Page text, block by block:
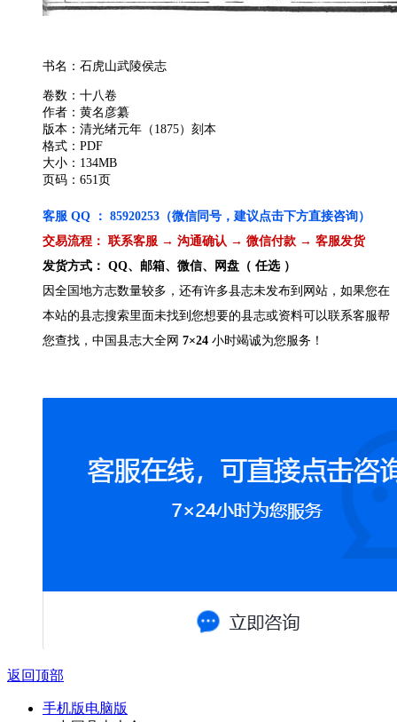
书名：石虎山武陵侯志
卷数：十八卷
作者：黄名彦纂
版本：清光绪元年（1875）刻本
格式：PDF
大小：134MB
页码：651页
客服 QQ ： 85920253（微信同号，建议点击下方直接咨询）
交易流程： 联系客服 → 沟通确认 → 微信付款 → 客服发货
发货方式： QQ、邮箱、微信、网盘（ 任选 ）
因全国地方志数量较多，还有许多县志未发布到网站，如果您在
本站的县志搜索里面未找到您想要的县志或资料可以联系客服帮
您查找，中国县志大全网 7×24 小时竭诚为您服务！
返回顶部
手机版电脑版